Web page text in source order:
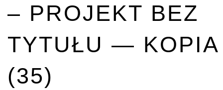
– PROJEKT BEZ
TYTUŁU — KOPIA
(35)